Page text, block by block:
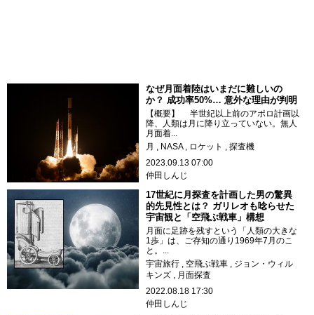
なぜ月面着陸はいまだに難しいの
か？ 成功率50%… 意外な理由が判明
【概要】 半世紀以上前のアポロ計画以
降、人類は月に降り立っていない。無人
月面着...
月
NASA ロケット
探査機
2023.09.13 07:00
仲田しんじ
17世紀に月探査を計画した男の驚異
的先見性とは？ ガリレオも唸らせた
宇宙観と「空飛ぶ戦車」構想
月面に足跡を残すという「人類の大きな
1歩」は、ご存知の通り1969年7月のこ
と。...
宇宙旅行
空飛ぶ戦車
ジョン・ウィル
キンズ
月面探査
2022.08.18 17:30
仲田しんじ